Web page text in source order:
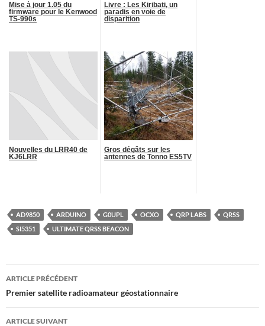
Mise à jour 1.05 du
firmware pour le Kenwood
TS-990s
Livre : Les Kiribati, un
paradis en voie de
disparition
Nouvelles du LRR40 de
KJ6LRR
Gros dégâts sur les
antennes de Tonno ES5TV
AD9850 ARDUINO G0UPL OCXO QRP LABS
QRSS
SI5351
ULTIMATE QRSS BEACON
Navigation
des
articles
ARTICLE PRÉCÉDENT
Premier satellite radioamateur géostationnaire
ARTICLE SUIVANT